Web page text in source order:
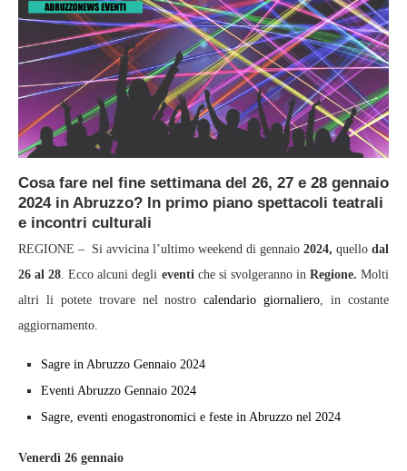
Cosa fare nel fine settimana del 26, 27 e 28 gennaio
2024 in Abruzzo? In primo piano spettacoli teatrali
e incontri culturali
REGIONE – Si avvicina l’ultimo weekend di gennaio 2024, quello dal
26 al 28 . Ecco alcuni degli eventi che si svolgeranno in Regione. Molti
altri li potete trovare nel nostrocalendario giornaliero , in costante
aggiornamento.
Sagre in Abruzzo Gennaio 2024
Eventi Abruzzo Gennaio 2024
Sagre, eventi enogastronomici e feste in Abruzzo nel 2024
Venerdì 26 gennaio